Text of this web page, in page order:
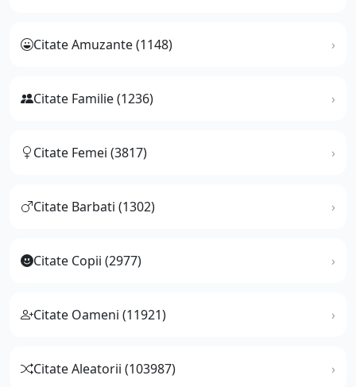
Citate Amuzante (1148)
Citate Familie (1236)
Citate Femei (3817)
Citate Barbati (1302)
Citate Copii (2977)
Citate Oameni (11921)
Citate Aleatorii (103987)